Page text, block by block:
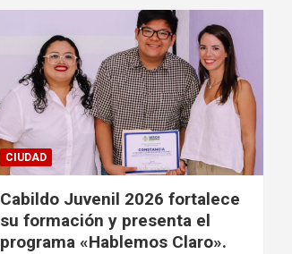
CIUDAD
Cabildo Juvenil 2026 fortalece
su formación y presenta el
programa «Hablemos Claro».